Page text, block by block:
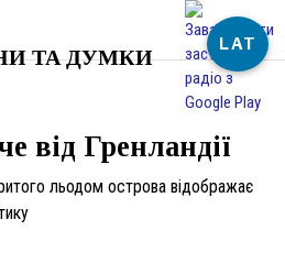
ТА ДУМКИ
від Гренландії
льодом острова відображає
LAT